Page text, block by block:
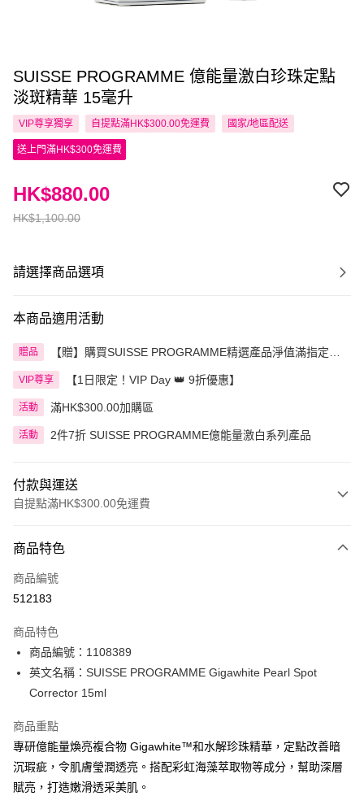
SUISSE PROGRAMME 億能量激白珍珠定點
淡斑精華 15毫升
VIP尊享獨享 自提點滿HK$300.00免運費 國家/地區配送
送上門滿HK$300免運費
HK$1,100.00
HK$880.00
請選擇商品選項
本商品適用活動
贈品
【贈】購買SUISSE PROGRAMME精選產品淨值滿指定金
VIP尊享 【1日限定！VIP Day 👑 9折優惠】
活動 滿HK$300.00加購區
活動 2件7折 SUISSE PROGRAMME億能量激白系列產品
付款與運送
自提點滿HK$300.00免運費
信用卡
Apple Pay
PayMe
WeChat Pay
送貨方式
順豐自助櫃 - 確認發貨後1-3個工作天送達
每筆HK$65.00，滿HK$300.00或以上免運費
商品特色
商品編號
512183
商品特色
商品編號：1108389
英文名稱：SUISSE PROGRAMME Gigawhite Pearl Spot
Corrector 15ml
商品重點
專研億能量煥亮複合物 Gigawhite™和水解珍珠精華，定點改善暗
沉瑕疵，令肌膚瑩潤透亮。搭配彩虹海藻萃取物等成分，幫助深層
賦亮，打造嫩滑透采美肌。